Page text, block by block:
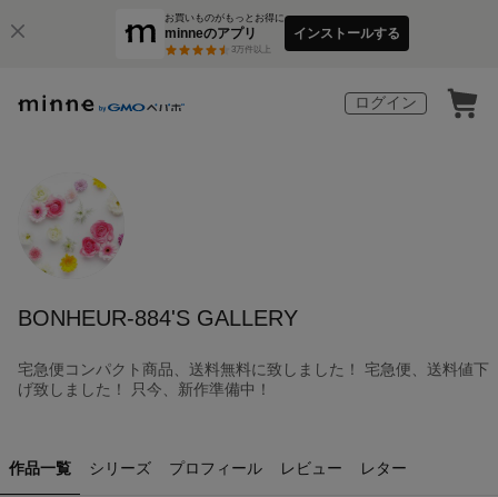
お買いものがもっとお得に
minneのアプリ
3万件以上
インストールする
ログイン
BONHEUR-884'S GALLERY
宅急便コンパクト商品、送料無料に致しました！ 宅急便、送料値下
げ致しました！ 只今、新作準備中！
作品一覧 シリーズ プロフィール レビュー レター